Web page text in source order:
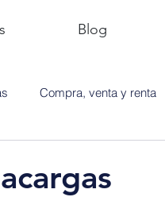
Blog
Compra, venta y renta